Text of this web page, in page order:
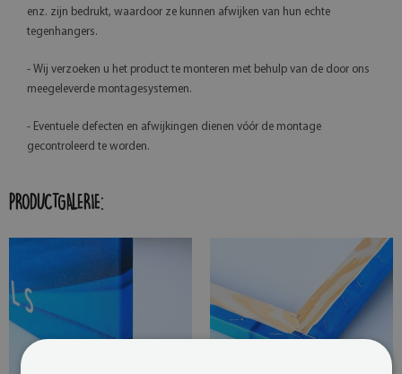
enz. zijn bedrukt, waardoor ze kunnen afwijken van hun echte
tegenhangers.
- Wij verzoeken u het product te monteren met behulp van de door ons
meegeleverde montagesystemen.
- Eventuele defecten en afwijkingen dienen vóór de montage
gecontroleerd te worden.
PRODUCTGALERIE: